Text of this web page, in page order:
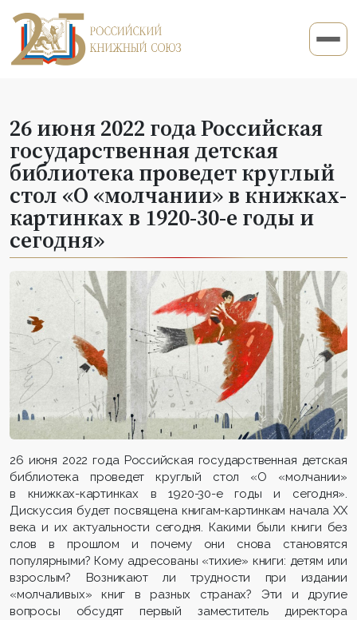
26 июня 2022 года Российская
государственная детская
библиотека проведет круглый
стол «О «молчании» в книжках-
картинках в 1920-30-е годы и
сегодня»
26 июня 2022 года Российская государственная детская
библиотека проведет круглый стол «О «молчании»
в книжках-картинках в 1920-30-е годы и сегодня».
Дискуссия будет посвящена книгам-картинкам начала ХХ
века и их актуальности сегодня. Какими были книги без
слов в прошлом и почему они снова становятся
популярными? Кому адресованы «тихие» книги: детям или
взрослым? Возникают ли трудности при издании
«молчаливых» книг в разных странах? Эти и другие
вопросы обсудят первый заместитель директора